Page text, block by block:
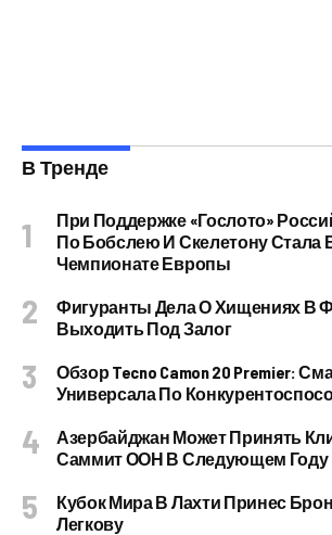
В Тренде
При Поддержке «Гослото»
По Бобслею И Скелетону Стала
Чемпионате Европы
Фигуранты Дела О Хищениях В
Выходить Под Залог
Обзор Tecno Camon 20 Premier:
Универсала По
Азербайджан Может Принять
Саммит ООН В Следующем Году
Кубок Мира В Лахти Принес
Легкову